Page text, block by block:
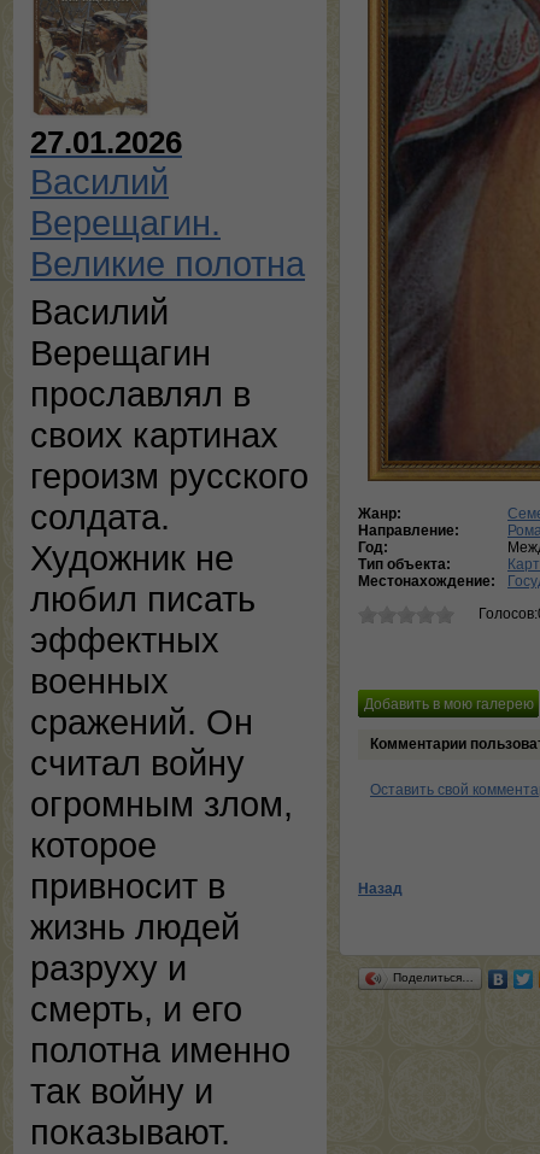
27.01.2026
Василий
Верещагин.
Великие полотна
Василий
Верещагин
прославлял в
своих картинах
героизм русского
солдата.
Художник не
любил писать
эффектных
военных
сражений. Он
считал войну
огромным злом,
которое
привносит в
жизнь людей
разруху и
смерть, и его
полотна именно
так войну и
показывают.
Жанр:
Направление:
Год:
Тип объекта:
Местонахождение:
Комментарии
Оставить свой
Назад
Поделиться…